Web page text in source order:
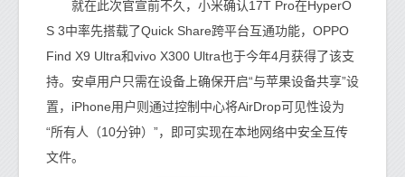
就在此次官宣前不久，小米确认17T Pro在HyperO
S 3中率先搭载了Quick Share跨平台互通功能，OPPO
Find X9 Ultra和vivo X300 Ultra也于今年4月获得了该支
持。安卓用户只需在设备上确保开启“与苹果设备共享”设
置，iPhone用户则通过控制中心将AirDrop可见性设为
“所有人（10分钟）”，即可实现在本地网络中安全互传
文件。